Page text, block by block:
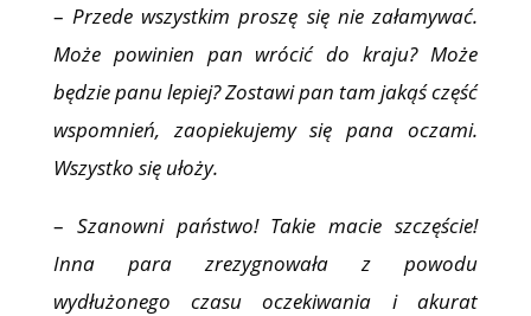
–Przede wszystkim proszę się nie załamywać.
Może powinien pan wrócić do kraju? Może
będzie panu lepiej? Zostawi pan tam jakąś część
wspomnień, zaopiekujemy się pana oczami.
Wszystko się ułoży.
– Szanowni państwo! Takie macie szczęście!
Inna para zrezygnowała z powodu
wydłużonego czasu oczekiwania i akurat